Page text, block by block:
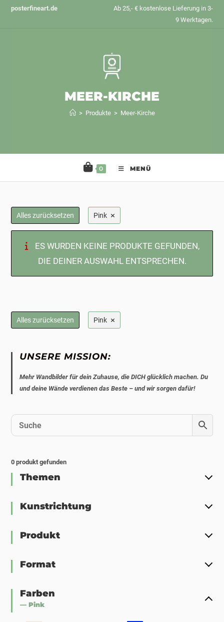
Zumposterfineart.de
Ab 25,- € kostenlose Lieferung in 3-
9 Werktagen.
MEER-KIRCHE
> Produkte > Meer-Kirche
0 MENÜ
Alles zurücksetzen Pink ×
ES WURDEN KEINE PRODUKTE GEFUNDEN,
DIE DEINER AUSWAHL ENTSPRECHEN.
Alles zurücksetzen Pink ×
UNSERE MISSION:
Mehr Wandbilder für dein Zuhause, die DICH glücklich machen. Du
und deine Wände verdienen das Beste – und wir sorgen dafür!
0 produkt gefunden
Themen
Kunstrichtung
Produkt
Format
Farben
— Pink